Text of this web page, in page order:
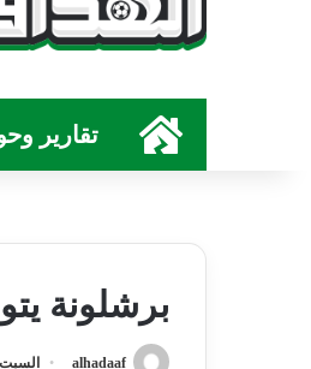
الرئيسية
تقارير
برشلونة
alhadaaf السبت - 15 نوفمبر - 2025 /